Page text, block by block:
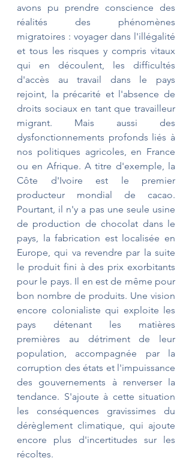
avons pu prendre conscience des
réalités des phénomènes
migratoires : voyager dans l'illégalité
et tous les risques y compris vitaux
qui en découlent, les difficultés
d'accès au travail dans le pays
rejoint, la précarité et l'absence de
droits sociaux en tant que travailleur
migrant. Mais aussi des
dysfonctionnements profonds liés à
nos politiques agricoles, en France
ou en Afrique. A titre d'exemple, la
Côte d'Ivoire est le premier
producteur mondial de cacao.
Pourtant, il n'y a pas une seule usine
de production de chocolat dans le
pays, la fabrication est localisée en
Europe, qui va revendre par la suite
le produit fini à des prix exorbitants
pour le pays. Il en est de même pour
bon nombre de produits. Une vision
encore colonialiste qui exploite les
pays détenant les matières
premières au détriment de leur
population, accompagnée par la
corruption des états et l'impuissance
des gouvernements à renverser la
tendance. S'ajoute à cette situation
les conséquences gravissimes du
dérèglement climatique, qui ajoute
encore plus d'incertitudes sur les
récoltes.